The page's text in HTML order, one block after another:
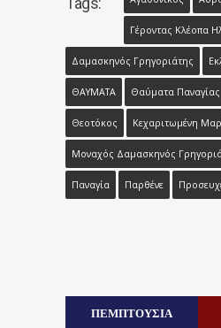
Γέροντας Κλέοπα
Δαμασκηνός Γρηγοριάτης
ΘΑΥΜΑΤΑ Θαύματα Παναγίας
Θεοτόκος Κεχαριτωμένη
Μοναχός Δαμασκηνός
Παναγία Παρθένε
ΠΕΜΠΤΟΥΣΙΑ